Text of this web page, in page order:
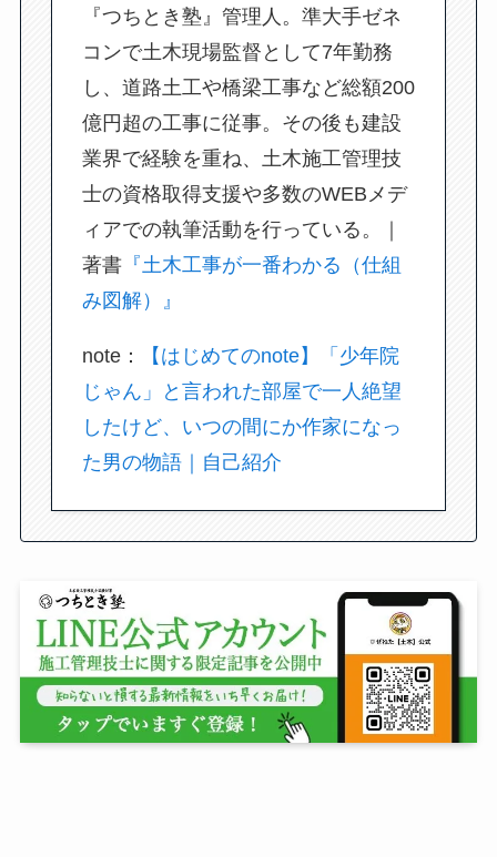
『つちとき塾』管理人。準大手ゼネ
コンで土木現場監督として7年勤務
し、道路土工や橋梁工事など総額200
億円超の工事に従事。その後も建設
業界で経験を重ね、土木施工管理技
士の資格取得支援や多数のWEBメデ
ィアでの執筆活動を行っている。｜
著書『土木工事が一番わかる（仕組
み図解）』
note：
【はじめてのnote】「少年院
じゃん」と言われた部屋で一人絶望
したけど、いつの間にか作家になっ
た男の物語｜自己紹介